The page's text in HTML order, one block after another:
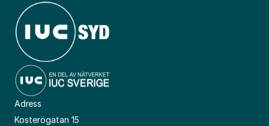
Adress
Kosterögatan 15